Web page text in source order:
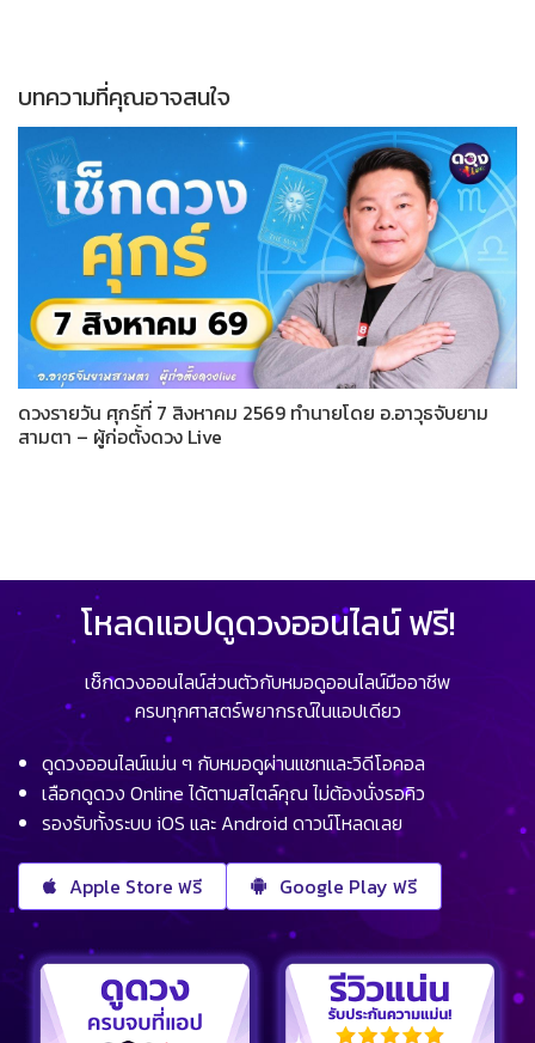
บทความที่คุณอาจสนใจ
ดวงรายวัน ศุกร์ที่ 7 สิงหาคม 2569 ทำนายโดย อ.อาวุธจับยาม
สามตา – ผู้ก่อตั้งดวง Live
โหลดแอปดูดวงออนไลน์ ฟรี!
เช็กดวงออนไลน์ส่วนตัวกับหมอดูออนไลน์มืออาชีพ
ครบทุกศาสตร์พยากรณ์ในแอปเดียว
ดูดวงออนไลน์แม่น ๆ กับหมอดูผ่านแชทและวิดีโอคอล
เลือกดูดวง Online ได้ตามสไตล์คุณ ไม่ต้องนั่งรอคิว
รองรับทั้งระบบ iOS และ Android ดาวน์โหลดเลย
Apple Store ฟรี Google Play ฟรี